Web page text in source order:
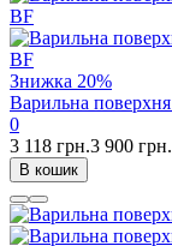
Знижка 20%
Варильна
0
3 118 грн.3 900 грн.
В кошик